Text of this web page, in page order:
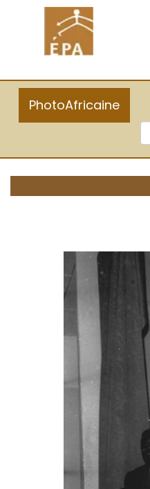
PhotoAfricaine